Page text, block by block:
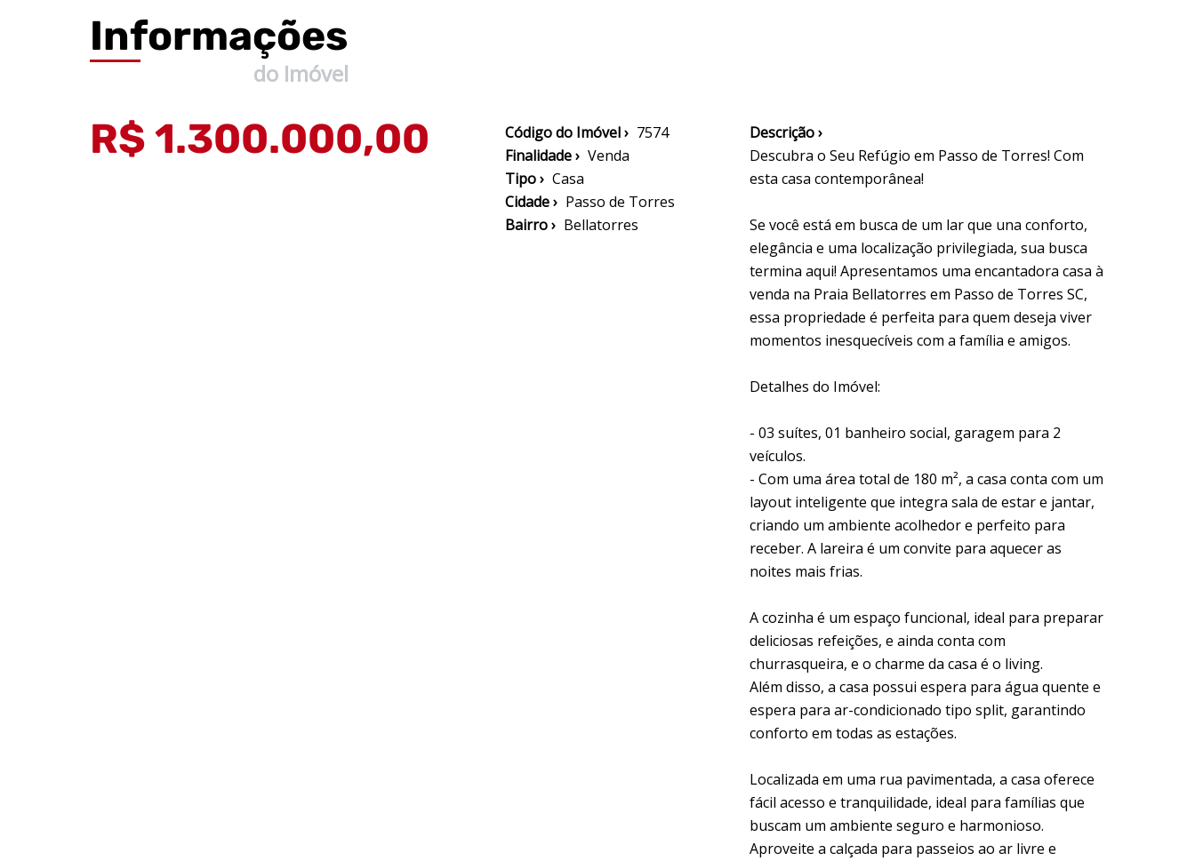
Informações
do Imóvel
R$ 1.300.000,00 Código do Imóvel › 7574
Finalidade › Venda
Tipo › Casa
Cidade › Passo de Torres
Bairro › Bellatorres
Descrição ›
Descubra o Seu Refúgio em Passo de Torres! Com
esta casa contemporânea!
Se você está em busca de um lar que una conforto,
elegância e uma localização privilegiada, sua busca
termina aqui! Apresentamos uma encantadora casa à
venda na Praia Bellatorres em Passo de Torres SC,
essa propriedade é perfeita para quem deseja viver
momentos inesquecíveis com a família e amigos.
Detalhes do Imóvel:
- 03 suítes, 01 banheiro social, garagem para 2
veículos.
- Com uma área total de 180 m², a casa conta com um
layout inteligente que integra sala de estar e jantar,
criando um ambiente acolhedor e perfeito para
receber. A lareira é um convite para aquecer as
noites mais frias.
A cozinha é um espaço funcional, ideal para preparar
deliciosas refeições, e ainda conta com
churrasqueira, e o charme da casa é o living.
Além disso, a casa possui espera para água quente e
espera para ar-condicionado tipo split, garantindo
conforto em todas as estações.
Localizada em uma rua pavimentada, a casa oferece
fácil acesso e tranquilidade, ideal para famílias que
buscam um ambiente seguro e harmonioso.
Aproveite a calçada para passeios ao ar livre e